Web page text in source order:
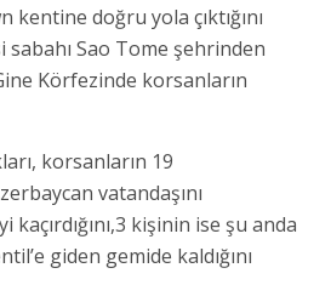
kentine doğru yola çıktığını
sabahı Sao Tome şehrinden
Körfezinde korsanların
korsanların 19
vatandaşını
kişinin ise şu anda
giden gemide kaldığını